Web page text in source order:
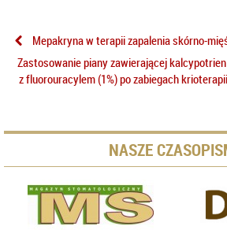
Mepakryna w terapii zapalenia skórno-
Zastosowanie piany zawierającej
z fluorouracylem (1%) po zabiegach
NASZE